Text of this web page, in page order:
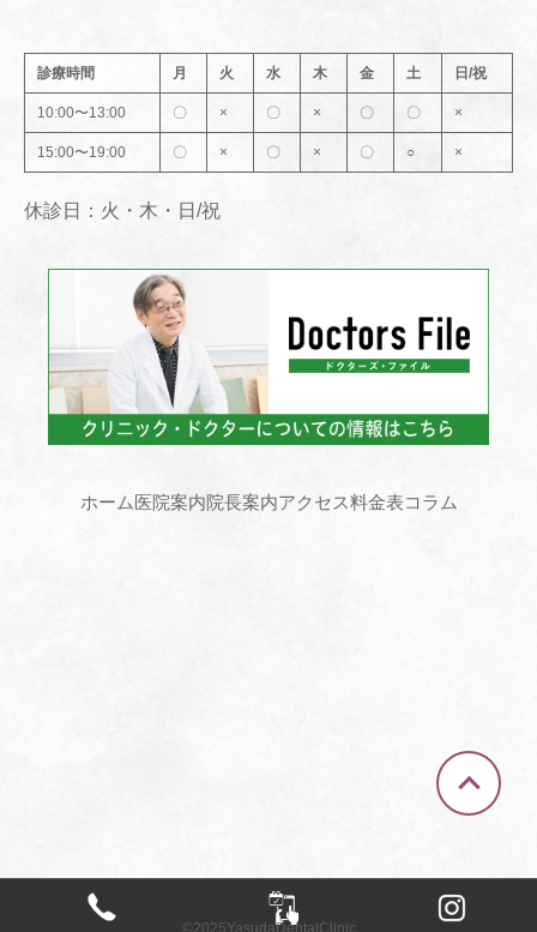
診療時間 月 火 水 木 金 土 日/祝
10:00〜13:00 〇 × 〇 × 〇 〇 ×
15:00〜19:00 〇 × 〇 × 〇 ○ ×
休診日：火・木・日/祝
ホーム医院案内院長案内アクセス料金表コラム
©︎2025YasudaDentalClinic